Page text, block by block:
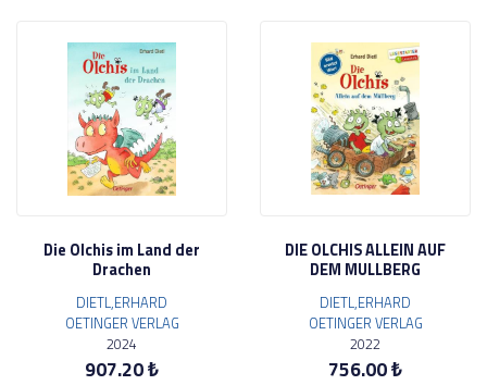
Die Olchis im Land der
Drachen
DIETL,ERHARD
OETINGER VERLAG
2024
907.20 ₺
DIE OLCHIS ALLEIN AUF
DEM MULLBERG
DIETL,ERHARD
OETINGER VERLAG
2022
756.00 ₺